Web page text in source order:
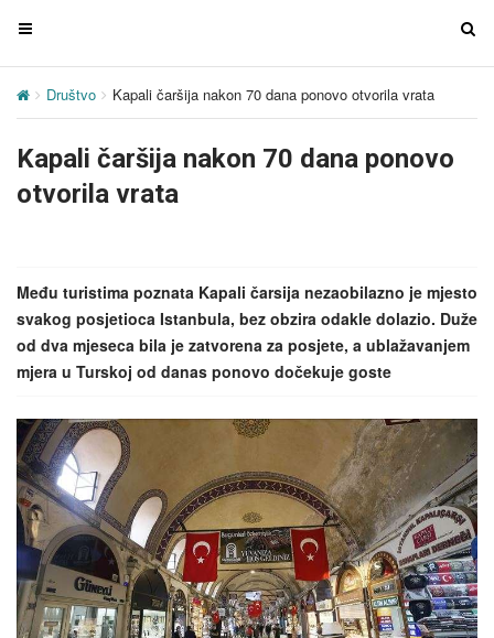
T
g
e
n
g
a
t
i
n
T
g
a
t
n
Društvo Kapali čaršija nakon 70 dana ponovo otvorila vrata
Kapali čaršija nakon 70 dana ponovo
otvorila vrata
Među turistima poznata Kapali čarsija nezaobilazno je mjesto
svakog posjetioca Istanbula, bez obzira odakle dolazio. Duže
od dva mjeseca bila je zatvorena za posjete, a ublažavanjem
mjera u Turskoj od danas ponovo dočekuje goste